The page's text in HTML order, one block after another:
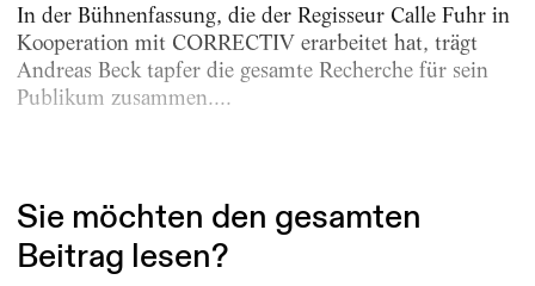
In der Bühnenfassung, die der Regisseur Calle Fuhr in
Kooperation mit CORRECTIV erarbeitet hat, trägt
Andreas Beck tapfer die gesamte Recherche für sein
Publikum zusammen....
Sie möchten den gesamten
Beitrag lesen?